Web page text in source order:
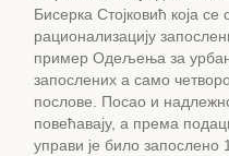
Бисерка Стојковић која
рационализацију
пример Одељења за
запослених а само
послове. Посао и
повећавају, а према
управи је било